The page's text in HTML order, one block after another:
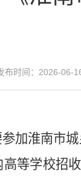
布时间：2026-06-
加淮南市城
等学校招